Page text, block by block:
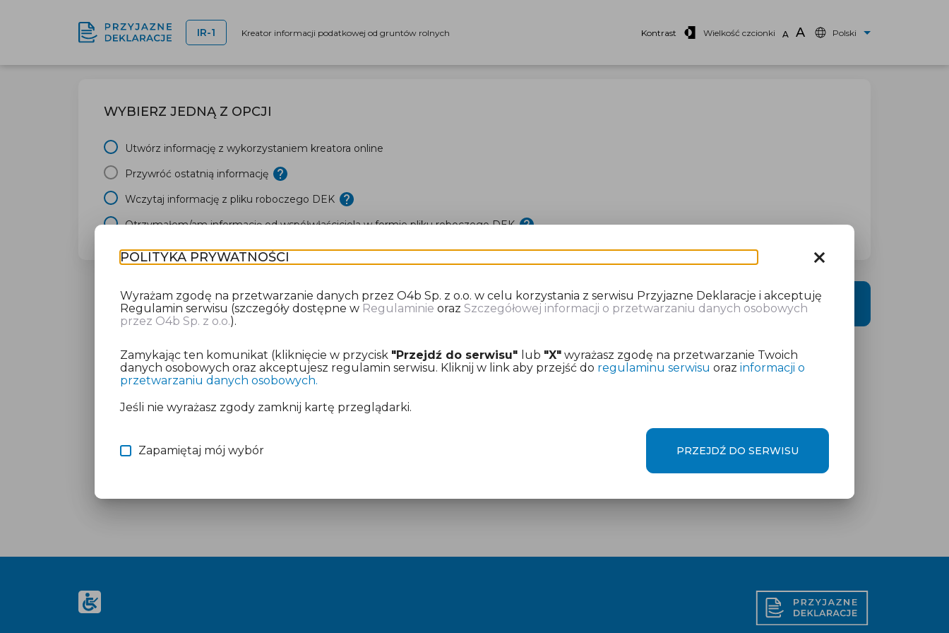
IR-1 Kreator informacji podatkowej od gruntów rolnych Kontrast Wielkość czcionki A A Polski
WYBIERZ JEDNĄ Z OPCJI
Utwórz informację z wykorzystaniem kreatora online
Przywróć ostatnią informację
Wczytaj informację z pliku roboczego DEK
Otrzymałem/am informację od współwłaściciela w formie pliku roboczego DEK
DALEJ
POLITYKA PRYWATNOŚCI close
Wyrażam zgodę na przetwarzanie danych przez O4b Sp. z o.o. w celu korzystania z serwisu Przyjazne Deklaracje i akceptuję
Regulamin serwisu (szczegóły dostępne w Regulaminie orazSzczegółowej informacji o przetwarzaniu danych osobowych
przez O4b Sp. z o.o.).
Zamykając ten komunikat (kliknięcie w przycisk "Przejdź do serwisu" lub "X" wyrażasz zgodę na przetwarzanie Twoich
danych osobowych oraz akceptujesz regulamin serwisu. Kliknij w link aby przejść do regulaminu serwisu orazinformacji o
przetwarzaniu danych osobowych.
Jeśli nie wyrażasz zgody zamknij kartę przeglądarki.
Zapamiętaj mój wybór PRZEJDŹ DO SERWISU